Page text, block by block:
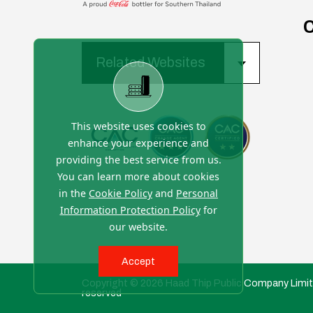
This website uses cookies to
enhance your experience and
providing the best service from us.
You can learn more about cookies
in the Cookie Policy and Personal
Information Protection Policyfor
our website.
Accept
Related Websites
Copyright © 2026 Haad Thip Public Company
reserved